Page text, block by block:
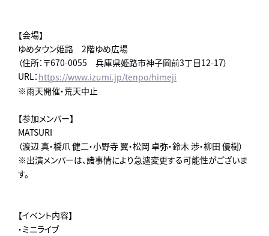
【会場】
ゆめタウン姫路 2階ゆめ広場
（住所：〒670-0055 兵庫県姫路市神子岡前3丁目12-17）
URL： https://www.izumi.jp/tenpo/himeji
※雨天開催・荒天中止
【参加メンバー】
MATSURI
（渡辺 真・橋爪 健二・小野寺 翼・松岡 卓弥・鈴木 渉・柳田 優樹）
※出演メンバーは、諸事情により急遽変更する可能性がございま
す。
【イベント内容】
・ミニライブ